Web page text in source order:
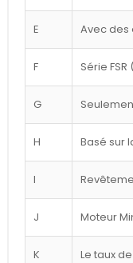
E Avec des
F Série
G
H Basé sur
I
J Moteur
K Le taux